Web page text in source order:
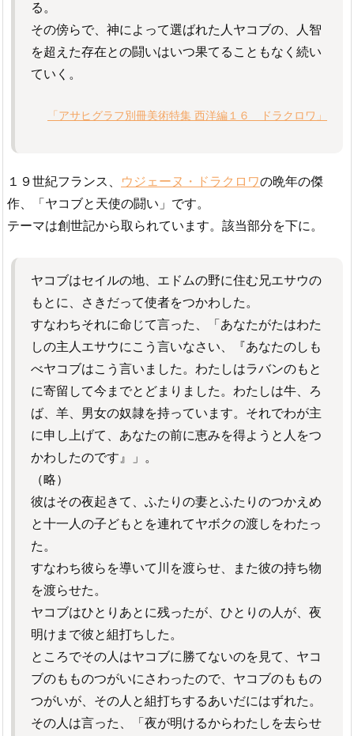
る。
その傍らで、神によって選ばれた人ヤコブの、人智
を超えた存在との闘いはいつ果てることもなく続い
ていく。
「アサヒグラフ別冊美術特集 西洋編１６ ドラクロワ」
１９世紀フランス、 ウジェーヌ・ドラクロワの晩年の傑
作、「ヤコブと天使の闘い」です。
テーマは創世記から取られています。該当部分を下に。
ヤコブはセイルの地、エドムの野に住む兄エサウの
もとに、さきだって使者をつかわした。
すなわちそれに命じて言った、「あなたがたはわた
しの主人エサウにこう言いなさい、『あなたのしも
べヤコブはこう言いました。わたしはラバンのもと
に寄留して今までとどまりました。わたしは牛、ろ
ば、羊、男女の奴隷を持っています。それでわが主
に申し上げて、あなたの前に恵みを得ようと人をつ
かわしたのです』」。
（略）
彼はその夜起きて、ふたりの妻とふたりのつかえめ
と十一人の子どもとを連れてヤボクの渡しをわたっ
た。
すなわち彼らを導いて川を渡らせ、また彼の持ち物
を渡らせた。
ヤコブはひとりあとに残ったが、ひとりの人が、夜
明けまで彼と組打ちした。
ところでその人はヤコブに勝てないのを見て、ヤコ
ブのもものつがいにさわったので、ヤコブのももの
つがいが、その人と組打ちするあいだにはずれた。
その人は言った、「夜が明けるからわたしを去らせ